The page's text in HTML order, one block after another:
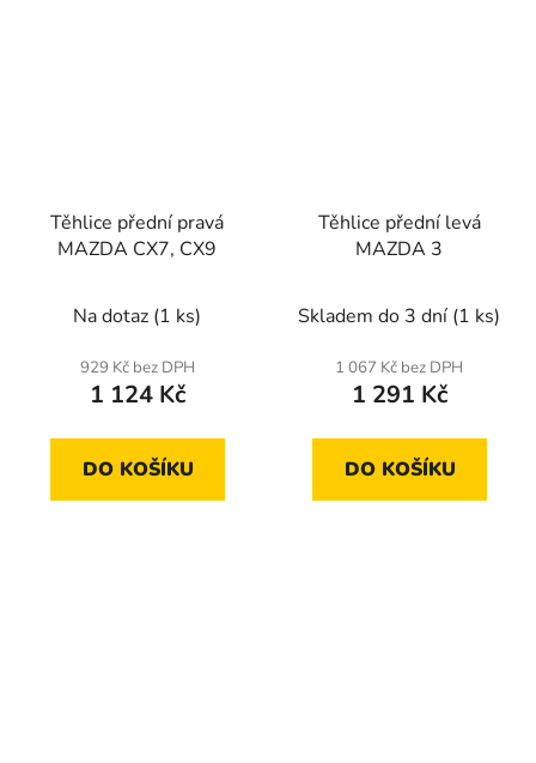
Těhlice přední pravá
MAZDA CX7, CX9
Na dotaz (1 ks)
929 Kč bez DPH
1 124 Kč
DO KOŠÍKU
Těhlice přední levá
MAZDA 3
Skladem do 3 dní (1 ks)
1 067 Kč bez DPH
1 291 Kč
DO KOŠÍKU